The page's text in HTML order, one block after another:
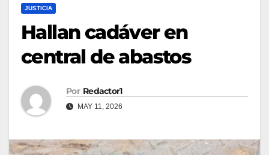
JUSTICIA
Hallan cadáver en
central de abastos
Por Redactor1
MAY 11, 2026